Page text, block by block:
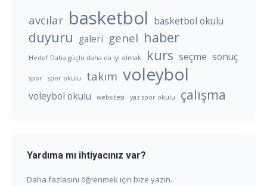
avcılar basketbol basketbol okulu
duyuru galeri genel haber
Hedef Daha güçlü daha da iyi olmak kurs seçme sonuç
spor spor okulu takım voleybol
voleybol okulu websitesi yaz spor okulu çalışma
Yardıma mı ihtiyacınız var?
Daha fazlasını öğrenmek için bize yazın.